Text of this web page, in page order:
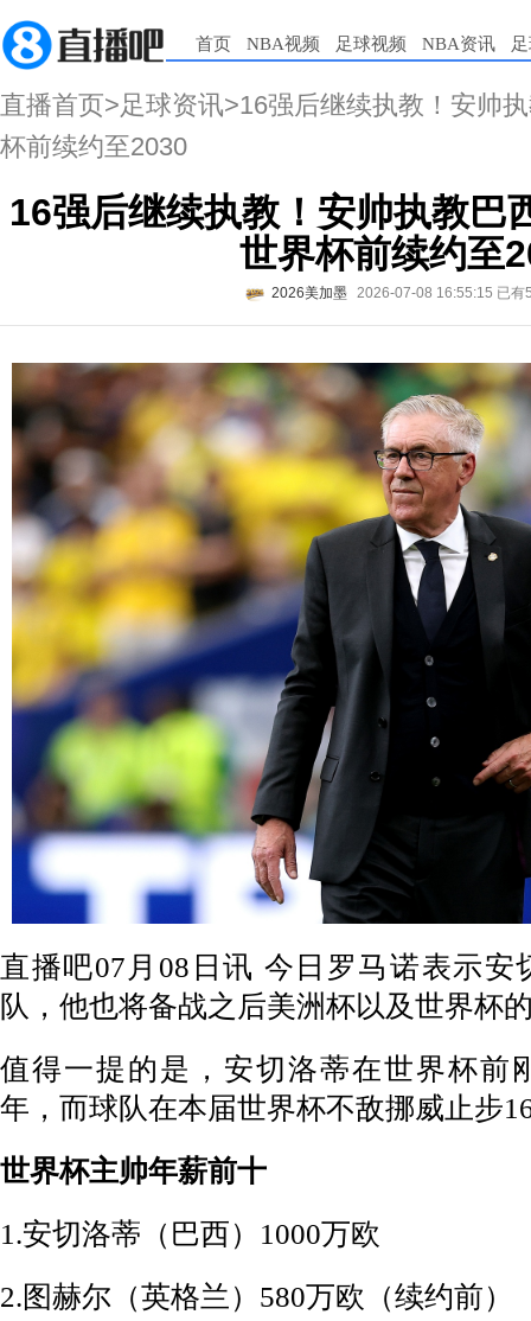
首页 NBA视频 足球视频 NBA资讯
直播首页>足球资讯>16强后继续执教！安帅
杯前续约至2030
16强后继续执教！安帅执教巴
世界杯前续约至
2026美加墨 2026-07-08 16:55:15 已有
直播吧07月08日讯 今日罗马诺表示安
队，他也将备战之后美洲杯以及世界杯
值得一提的是，安切洛蒂在世界杯前
年，而球队在本届世界杯不敌挪威止步
世界杯主帅年薪前十
1.安切洛蒂（巴西）1000万欧
2.图赫尔（英格兰）580万欧（续约前）